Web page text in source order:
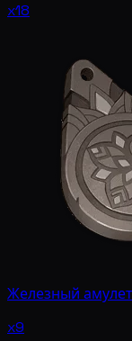
x18
Железный
x9